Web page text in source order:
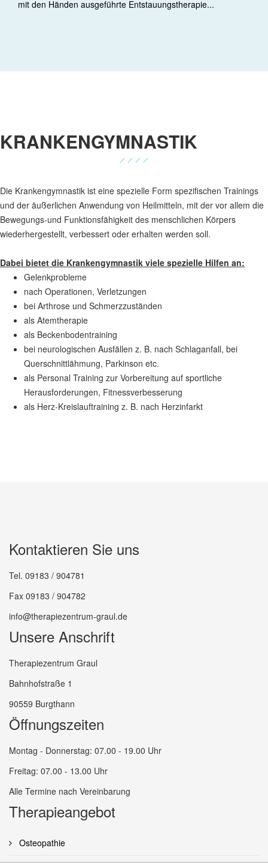
mit den Händen ausgeführte Entstauungstherapie...
KRANKENGYMNASTIK
Die Krankengymnastik ist eine spezielle Form spezifischen Trainings
und der äußerlichen Anwendung von Heilmitteln, mit der vor allem die
Bewegungs-und Funktionsfähigkeit des menschlichen Körpers
wiederhergestellt, verbessert oder erhalten werden soll.
Dabei bietet die Krankengymnastik viele spezielle Hilfen an:
Gelenkprobleme
nach Operationen, Verletzungen
bei Arthrose und Schmerzzuständen
als Atemtherapie
als Beckenbodentraining
bei neurologischen Ausfällen z. B. nach Schlaganfall, bei
Querschnittlähmung, Parkinson etc.
als Personal Training zur Vorbereitung auf sportliche
Herausforderungen, Fitnessverbesserung
als Herz-Kreislauftraining z. B. nach Herzinfarkt
Kontaktieren Sie uns
Tel. 09183 / 904781
Fax 09183 / 904782
info@therapiezentrum-graul.de
Unsere Anschrift
Therapiezentrum Graul
Bahnhofstraße 1
90559 Burgthann
Öffnungszeiten
Montag - Donnerstag: 07.00 - 19.00 Uhr
Freitag: 07.00 - 13.00 Uhr
Alle Termine nach Vereinbarung
Therapieangebot
Osteopathie